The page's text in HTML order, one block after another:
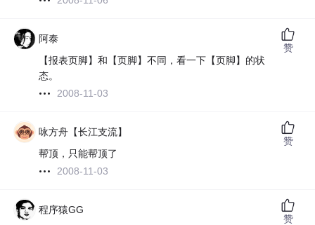
阿泰
【报表页脚】和【页脚】不同，看一下【页脚】的状
态。
2008-11-03
赞
咏方舟【长江支流】
帮顶，只能帮顶了
2008-11-03
赞
程序猿GG
赞